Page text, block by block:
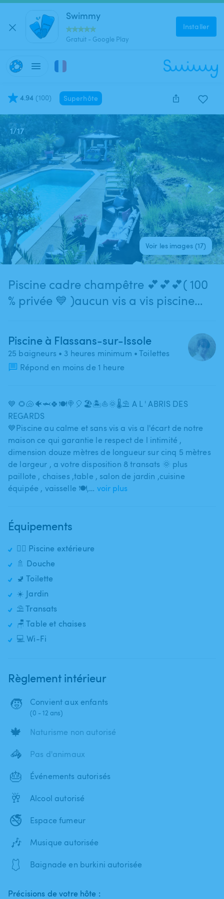
Swimmy
Gratuit - Google Play
Installer
4.94 (100) Superhôte
1/17
Voir les images (17)
Piscine cadre champêtre 💕💕💕( 100
% privée 💙 )aucun vis a vis piscine
Piscine à Flassans-sur-Issole
25 baigneurs • 3 heures minimum • Toilettes
Répond en moins de 1 heure
💙 🌻🐚🐠🦈🍀🍽🍭🎈🏖🏝⛵️🌞🌡⛱️ A L ' ABRIS DES
REGARDS
💙Piscine au calme et sans vis a vis a l'écart de notre
maison ce qui garantie le respect de l intimité ​,​
dimension douze mètres de longueur sur cinq 5 mètres
de largeur ​,​ a votre disposition 8 transats 🌞 plus
paillote ​,​ chaises ​,​table ​,​ salon de jardin ​,​cuisine
équipée ​,​ vaisselle 🍽​,​… voir plus
Équipements
🏊‍♂️ Piscine extérieure
🚿 Douche
🚽 Toilette
☀️ Jardin
⛱️ Transats
🪑 Table et chaises
💻 Wi-Fi
Règlement intérieur
🧒 Convient aux enfants
(0 - 12 ans)
🍁 Naturisme non autorisé
🦓 Pas d'animaux
🎂 Événements autorisés
🥂 Alcool autorisé
🚭 Espace fumeur
🎶 Musique autorisée
🩱 Baignade en burkini autorisée
Précisions de votre hôte :